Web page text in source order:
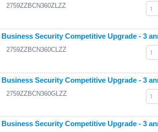
2759ZZBCN360ZLZZ
Security Competitive Upgrade - 3
2759ZZBCN360CLZZ
Security Competitive Upgrade - 3
2759ZZBCN360GLZZ
Security Competitive Upgrade - 3